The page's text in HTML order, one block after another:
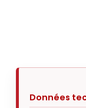
Données